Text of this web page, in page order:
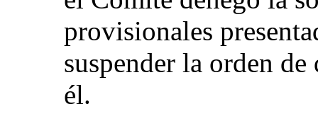
provisionales
suspender la orden de
él.